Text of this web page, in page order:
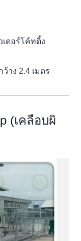
เดอร์โค้ทติ้ง
ว้าง 2.4 เมตร
(เคลือบผิ